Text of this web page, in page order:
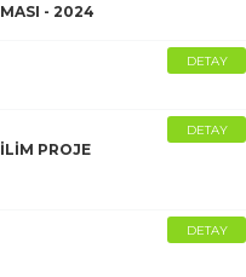
- 2024
DETAY
PROJE
DETAY
DETAY